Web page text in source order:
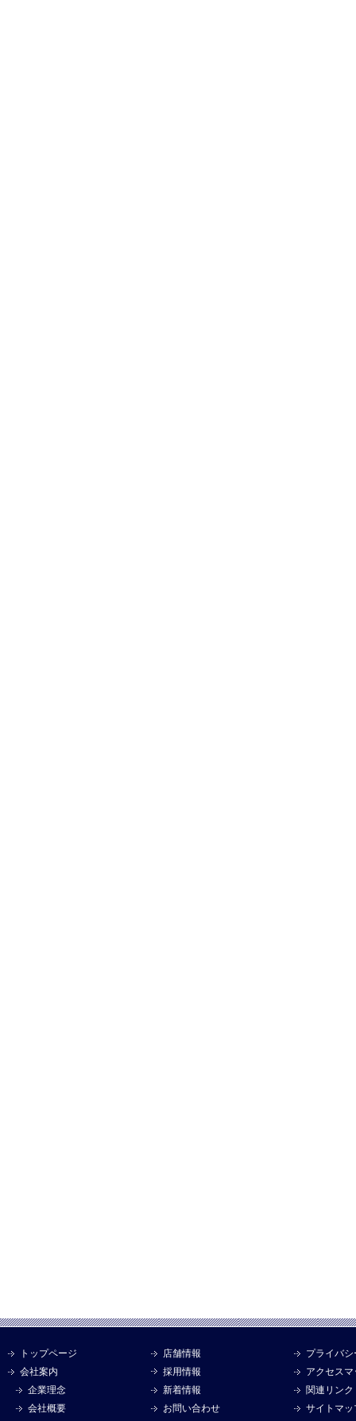
トップページ
会社案内
企業理念
会社概要
店舗情報
採用情報
新着情報
お問い合わせ
プライバ
アクセスマ
関連リンク
サイトマッ